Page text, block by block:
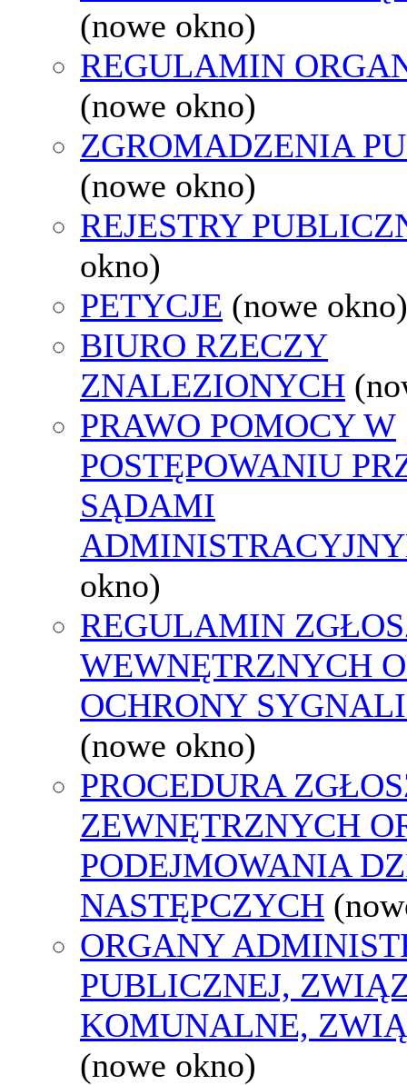
(nowe okno)
REGULAMIN
(nowe okno)
ZGROMADZENIA
(nowe okno)
REJESTRY
okno)
PETYCJE (nowe okno)
BIURO RZECZY
ZNALEZIONYCH
PRAWO POMOCY W
POSTĘPOWANIU
SĄDAMI
okno)
REGULAMIN
WEWNĘTRZNYCH
OCHRONY
(nowe okno)
PROCEDURA
ZEWNĘTRZNYCH
PODEJMOWANIA
NASTĘPCZYCH
ORGANY
PUBLICZNEJ,
KOMUNALNE,
(nowe okno)